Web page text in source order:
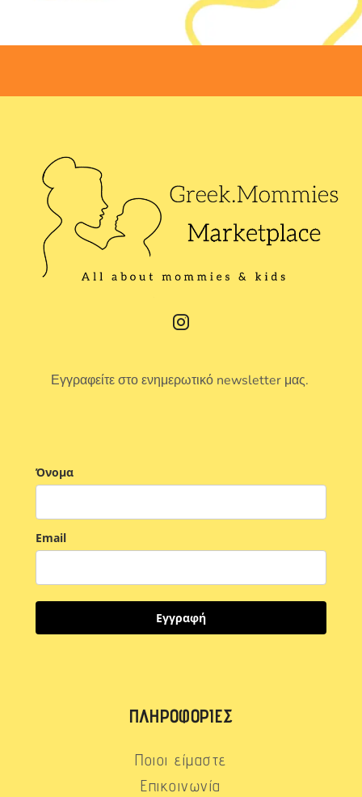
Εγγραφείτε στο ενημερωτικό newsletter μας.
Όνομα
Email
Εγγραφή
ΠΛΗΡΟΦΟΡΊΕΣ
Ποιοι είμαστε
Επικοινωνία